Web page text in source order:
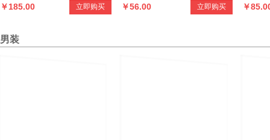
立即购买
￥185.00
立即购买
￥56.00 ￥
男装